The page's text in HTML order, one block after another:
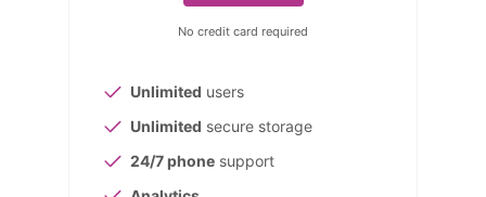
No credit card required
Unlimited users
Unlimited secure storage
24/7 phone support